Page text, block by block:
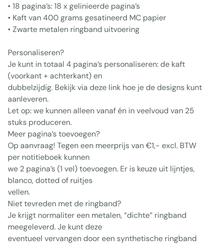
• 18 pagina’s: 18 x gelinieerde pagina’s
• Kaft van 400 grams gesatineerd MC papier
• Zwarte metalen ringband uitvoering
Personaliseren?
Je kunt in totaal 4 pagina’s personaliseren: de kaft
(voorkant + achterkant) en
dubbelzijdig. Bekijk via deze link hoe je de designs kunt
aanleveren.
Let op: we kunnen alleen vanaf én in veelvoud van 25
stuks produceren.
Meer pagina’s toevoegen?
Op aanvraag! Tegen een meerprijs van €1,- excl. BTW
per notitieboek kunnen
we 2 pagina’s (1 vel) toevoegen. Er is keuze uit lijntjes,
blanco, dotted of ruitjes
vellen.
Niet tevreden met de ringband?
Je krijgt normaliter een metalen, “dichte” ringband
meegeleverd. Je kunt deze
eventueel vervangen door een synthetische ringband